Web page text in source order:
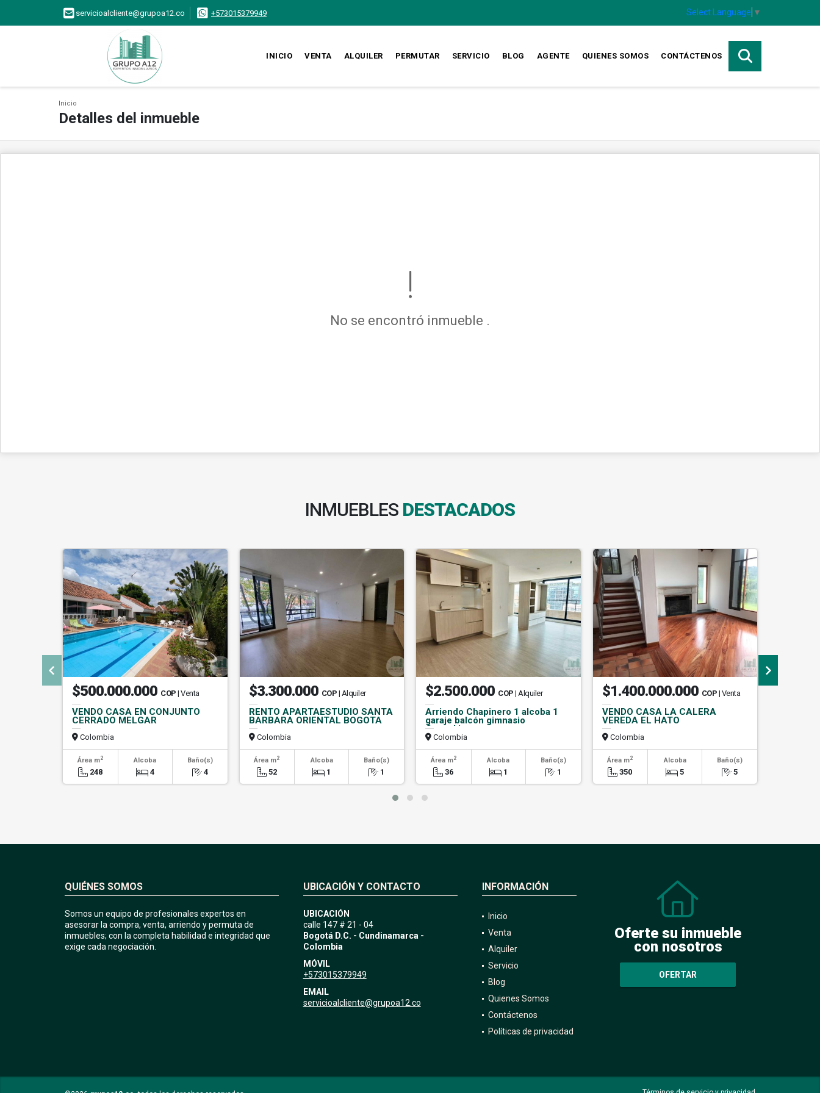
servicioalcliente@grupoa12.co +573015379949 Select Language ▼
INICIO VENTA ALQUILER PERMUTAR SERVICIO BLOG AGENTE QUIENES SOMOS CONTÁCTENOS
Inicio
Detalles del inmueble
No se encontró inmueble .
INMUEBLES DESTACADOS
$500.000.000 COP | Venta
VENDO CASA EN CONJUNTO
CERRADO MELGAR
Colombia
Área m2
248
Alcoba
4
Baño(s)
4
$3.300.000 COP | Alquiler
RENTO APARTAESTUDIO SANTA
BARBARA ORIENTAL BOGOTA
Colombia
Área m2
52
Alcoba
1
Baño(s)
1
$2.500.000 COP | Alquiler
Arriendo Chapinero 1 alcoba 1
garaje balcón gimnasio
Coworking
Colombia
Área m2
36
Alcoba
1
Baño(s)
1
$1.400.000.000 COP | Venta
VENDO CASA LA CALERA
VEREDA EL HATO
Colombia
Área m2
350
Alcoba
5
Baño(s)
5
QUIÉNES SOMOS
Somos un equipo de profesionales expertos en
asesorar la compra, venta, arriendo y permuta de
inmuebles; con la completa habilidad e integridad que
exige cada negociación.
UBICACIÓN Y CONTACTO
UBICACIÓN
calle 147 # 21 - 04
Bogotá D.C. - Cundinamarca -
Colombia
MÓVIL
+573015379949
EMAIL
servicioalcliente@grupoa12.co
INFORMACIÓN
Inicio
Venta
Alquiler
Servicio
Blog
Quienes Somos
Contáctenos
Políticas de privacidad
Oferte su inmueble
con nosotros
OFERTAR